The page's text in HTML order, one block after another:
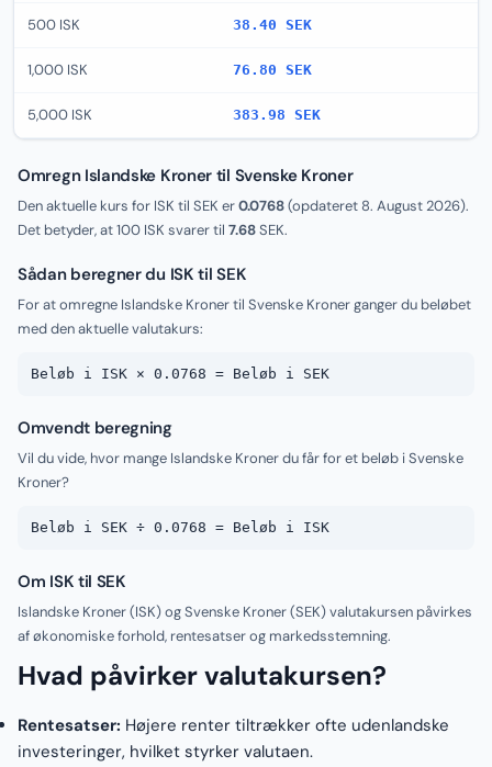
500 ISK 38.40 SEK
1,000 ISK 76.80 SEK
5,000 ISK 383.98 SEK
Omregn Islandske Kroner til Svenske Kroner
Den aktuelle kurs for ISK til SEK er0.0768(opdateret 8. August 2026).
Det betyder, at 100 ISK svarer til 7.68SEK.
Sådan beregner du ISK til SEK
For at omregne Islandske Kroner til Svenske Kroner ganger du beløbet
med den aktuelle valutakurs:
Beløb i ISK × 0.0768 = Beløb i SEK
Omvendt beregning
Vil du vide, hvor mange Islandske Kroner du får for et beløb i Svenske
Kroner?
Beløb i SEK ÷ 0.0768 = Beløb i ISK
Om ISK til SEK
Islandske Kroner (ISK) og Svenske Kroner (SEK) valutakursen påvirkes
af økonomiske forhold, rentesatser og markedsstemning.
Hvad påvirker valutakursen?
Rentesatser: Højere renter tiltrækker ofte udenlandske
investeringer, hvilket styrker valutaen.